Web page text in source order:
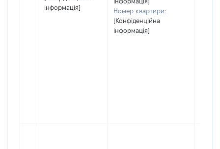
інформація]
Номер квартири:
[Конфіденційна
інформація]